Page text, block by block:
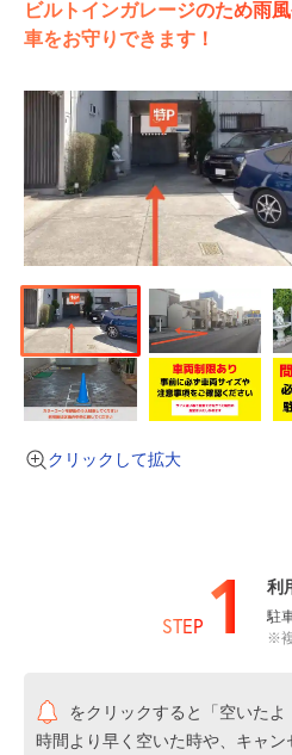
ビルトインガレージのため雨
車をお守りできます！
クリックして拡大
STEP 1 利
駐
※
をクリックすると「空いた
時間より早く空いた時や、キャ